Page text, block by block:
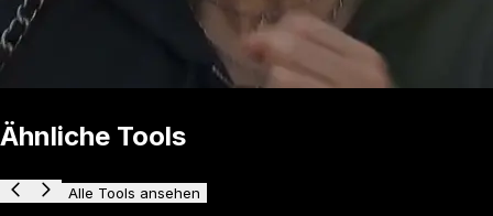
Ähnliche Tools
Alle Tools ansehen